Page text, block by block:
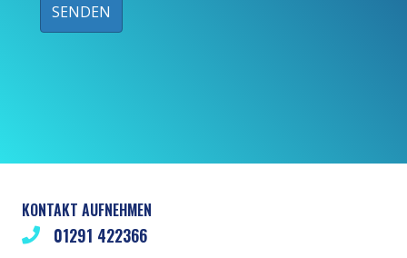
KONTAKT AUFNEHMEN
01291 422366